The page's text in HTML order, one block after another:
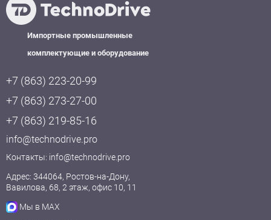
Импортные промышленные
комплектующие и оборудование
+7 (863) 223-20-99
+7 (863) 273-27-00
+7 (863) 219-85-16
info@technodrive.pro
Контакты: info@technodrive.pro
Адрес: 344064, Ростов-на-Дону,
Вавилова, 68, 2 этаж, офис 10, 11
Мы в MAX